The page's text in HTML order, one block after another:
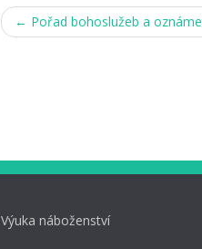
Post
← Pořad bohoslužeb a
Výuka náboženství